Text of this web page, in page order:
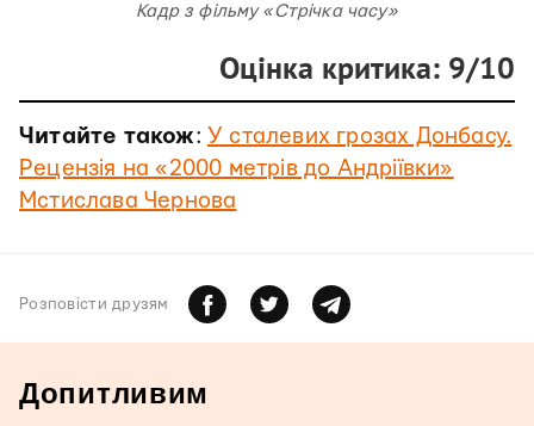
Кадр з фільму «Стрічка часу»
Оцінка критика: 9/10
Читайте також: У сталевих грозах Донбасу.
Рецензія на «2000 метрів до Андріївки»
Мстислава Чернова
Розповiсти друзям
Допитливим